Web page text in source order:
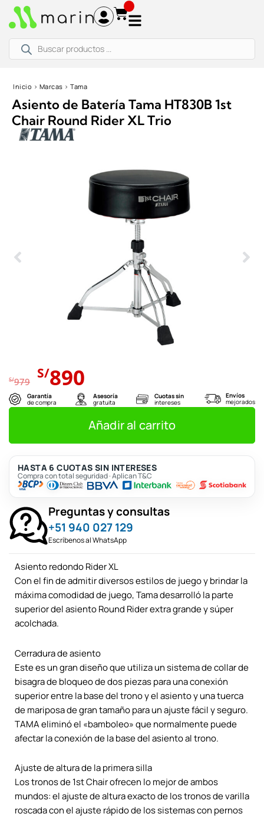
productos
Inicio › Marcas › Tama
Asiento de Batería Tama HT830B 1st
Chair Round Rider XL Trio
S/979 El
precio
original
era:
S/979.
S/890 precio
actual
es:
S/890.
Garantía
de compra
Asesoría
gratuita
Cuotas sin
intereses
Envíos
mejorados
Añadir al carrito
HASTA 6 CUOTAS SIN INTERESES
Compra con total seguridad · Aplican T&C
Preguntas y consultas
+51 940 027 129
Escríbenos al WhatsApp
Asiento redondo Rider XL
Con el fin de admitir diversos estilos de juego y brindar la
máxima comodidad de juego, Tama desarrolló la parte
superior del asiento Round Rider extra grande y súper
acolchada.
Cerradura de asiento
Este es un gran diseño que utiliza un sistema de collar de
bisagra de bloqueo de dos piezas para una conexión
superior entre la base del trono y el asiento y una tuerca
de mariposa de gran tamaño para un ajuste fácil y seguro.
TAMA eliminó el «bamboleo» que normalmente puede
afectar la conexión de la base del asiento al trono.
Ajuste de altura de la primera silla
Los tronos de 1st Chair ofrecen lo mejor de ambos
mundos: el ajuste de altura exacto de los tronos de varilla
roscada con el ajuste rápido de los sistemas con pernos